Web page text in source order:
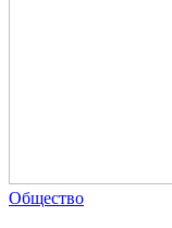
Общество